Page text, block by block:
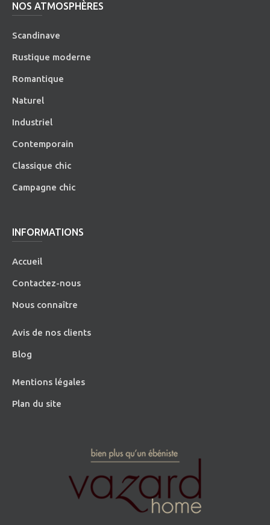
NOS ATMOSPHÈRES
Scandinave
Rustique moderne
Romantique
Naturel
Industriel
Contemporain
Classique chic
Campagne chic
INFORMATIONS
Accueil
Contactez-nous
Nous connaître
Avis de nos clients
Blog
Mentions légales
Plan du site